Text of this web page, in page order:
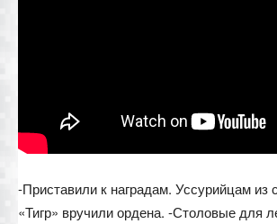
-Приставили к наградам. Уссурийцам из
«Тигр» вручили ордена. -Столовые для